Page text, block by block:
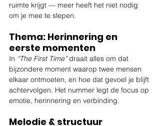
ruimte krijgt — meer heeft het niet nodig
om je mee te slepen.
Thema: Herinnering en
eerste momenten
In “The First Time” draait alles om dat
bijzondere moment waarop twee mensen
elkaar ontmoeten, en hoe dat gevoel je blijft
achtervolgen. Het nummer legt de focus op
emotie, herinnering en verbinding.
Melodie & structuur